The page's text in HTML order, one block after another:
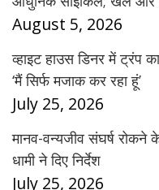
August 5, 2026
व्हाइट हाउस डिनर में ट्रंप
‘मैं सिर्फ मजाक कर रहा हूं’
July 25, 2026
मानव-वन्यजीव संघर्ष रोकने
धामी ने दिए निर्देश
July 25, 2026